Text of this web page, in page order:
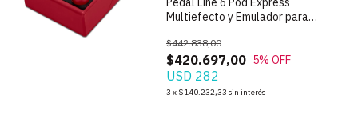
Multiefecto y Emulador para
$420.697,00
$442.838,00
5% OFF
USD 282
3 x $140.232,33 sin interés